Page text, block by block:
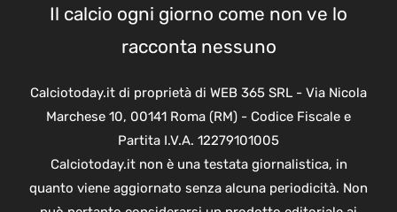
Il calcio ogni giorno come non ve lo
racconta nessuno
Calciotoday.it di proprietà di WEB 365 SRL - Via Nicola
Marchese 10, 00141 Roma (RM) - Codice Fiscale e
Partita I.V.A. 12279101005
Calciotoday.it non è una testata giornalistica, in
quanto viene aggiornato senza alcuna periodicità. Non